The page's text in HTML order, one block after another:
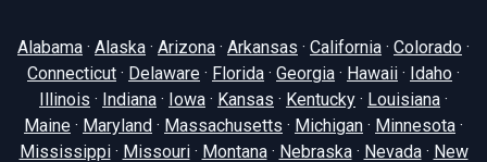
Alabama · Alaska · Arizona · Arkansas · California · Colorado ·
Connecticut · Delaware · Florida · Georgia · Hawaii · Idaho ·
Illinois · Indiana · Iowa · Kansas · Kentucky · Louisiana ·
Maine · Maryland · Massachusetts · Michigan · Minnesota ·
Mississippi· Missouri· Montana· Nebraska· Nevada· New